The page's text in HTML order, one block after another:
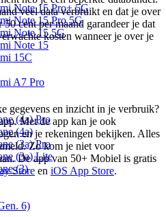
Note 15 Pro+ 5G
Note 15 Pro 5G
Note 15 5G
Note 15
15C
A7 Pro
(4a) Pro
(4a)
(3a) Pro
(3a) Lite
(3)
6)
veel data verbruikt en dat je over
cent per maand garandeer je dat
kosten wanneer je over je
gegevens en inzicht in je verbruik?
Met de app kan je ook
en je rekeningen bekijken. Alles
Zo kom je niet voor
De app van 50+ Mobiel is gratis
Store en iOS App Store.